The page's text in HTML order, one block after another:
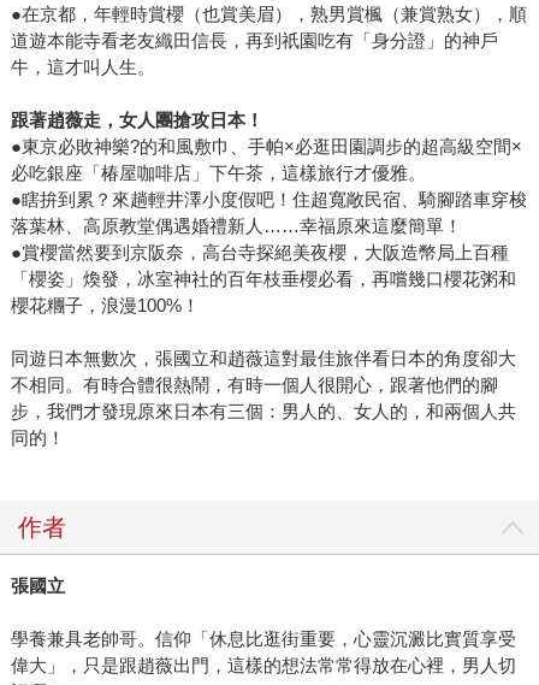
子。【讀癮出版】很高興、也很榮幸可以出版這部作品。 Q.
一本書的出版，中間會經過許多次作者和編輯的互動，可否
談談有無發生有趣的互動？ 「讀癮出版」編輯在作者交出大
社編輯的專業角度及首位讀者的閱讀心態回頭地未成形的故
事補強，因此在討論的過程當中常會讓作者加入更有趣的元
素。 《搶神大作戰》中何?擲筊的設計、埋藏了五行相生相剋
規則的命數，都是作者在彼此討論時想到的巧妙安排。 《搶
神大作戰》作者大揭密 「伍兩柒」是何許人？其實他就是大
家熟知的作者張國立。 之前的作品多以旅遊、兩性、歷史為
主，近年來寫作方向更趨多元，「棄業偵探」系列及《搶神
大作戰》跨足推理及奇幻。作者表示，右手寫歷史、小說，
左手寫幽默與懸疑，《搶神大作戰》則是他雙手並用的作
品。
●在京都，年輕時賞櫻（也賞美眉），熟男賞楓（兼賞熟女），順
道遊本能寺看老友織田信長，再到祇園吃有「身分證」的神戶
牛，這才叫人生。
跟著趙薇走，女人團搶攻日本！
●東京必敗神樂?的和風敷巾、手帕×必逛田園調步的超高級空間×
必吃銀座「椿屋咖啡店」下午茶，這樣旅行才優雅。
●瞎拚到累？來趟輕井澤小度假吧！住超寬敞民宿、騎腳踏車穿梭
落葉林、高原教堂偶遇婚禮新人……幸福原來這麼簡單！
●賞櫻當然要到京阪奈，高台寺探絕美夜櫻，大阪造幣局上百種
「櫻姿」煥發，冰室神社的百年枝垂櫻必看，再嚐幾口櫻花粥和
櫻花糰子，浪漫100%！
同遊日本無數次，張國立和趙薇這對最佳旅伴看日本的角度卻大
不相同。有時合體很熱鬧，有時一個人很開心，跟著他們的腳
步，我們才發現原來日本有三個：男人的、女人的，和兩個人共
同的！
作者
張國立
學養兼具老帥哥。信仰「休息比逛街重要，心靈沉澱比實質享受
偉大」，只是跟趙薇出門，這樣的想法常常得放在心裡，男人切